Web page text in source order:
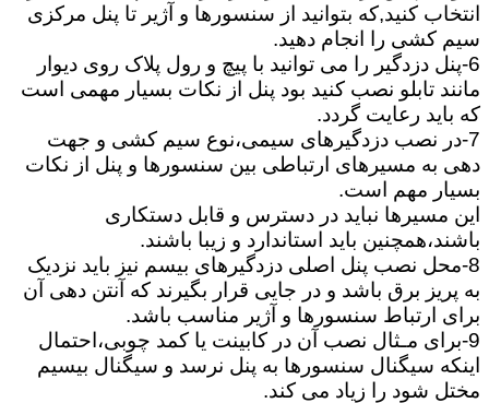
انتخاب کنید,که بتوانید از سنسورها و آژیر تا پنل مرکزی
سیم کشی را انجام دهید.
6-پنل دزدگیر را می توانید با پیچ و رول پلاک روی دیوار
مانند تابلو نصب کنید بود پنل از نکات بسیار مهمی است
که باید رعایت گردد.
7-در نصب دزدگیرهای سیمی،نوع سیم کشی و جهت
دهی به مسیرهای ارتباطی بین سنسورها و پنل از نکات
بسیار مهم است.
این مسیرها نباید در دسترس و قابل دستکاری
باشند،همچنین باید استاندارد و زیبا باشند.
8-محل نصب پنل اصلی دزدگیرهای بیسم نیز باید نزدیک
به پریز برق باشد و در جایی قرار بگیرند که آنتن دهی آن
برای ارتباط سنسورها و آژیر مناسب باشد.
9-برای مـثال نصب آن در کابینت یا کمد چوبی،احتمال
اینکه سیگنال سنسورها به پنل نرسد و سیگنال بیسیم
مختل شود را زیاد می کند.